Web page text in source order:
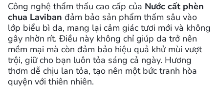
Công nghệ thẩm thấu cao cấp của Nước cất phèn
chua Laviban đảm bảo sản phẩm thấm sâu vào
lớp biểu bì da, mang lại cảm giác tươi mới và không
gây nhờn rít. Điều này không chỉ giúp da trở nên
mềm mại mà còn đảm bảo hiệu quả khử mùi vượt
trội, giữ cho bạn luôn tỏa sáng cả ngày. Hương
thơm dễ chịu lan tỏa, tạo nên một bức tranh hòa
quyện với thiên nhiên.